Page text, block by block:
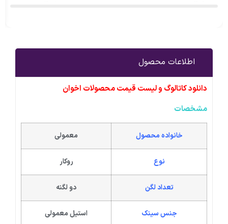
اطلاعات محصول
دانلود کاتالوگ و لیست قیمت محصولات اخوان
مشخصات
خانواده محصول معمولی
نوع روکار
تعداد لگن دو لگنه
جنس سینک استیل معمولی